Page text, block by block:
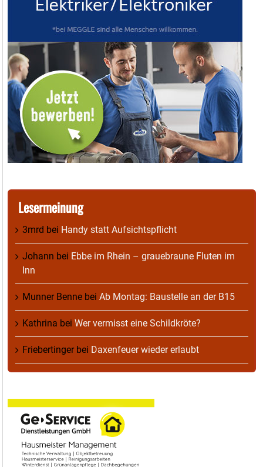
Lesermeinung
3mrd bei Handy statt Aufsichtspflicht
Johann bei Ebbe im Rhein – grauebraune Fluten im
Inn
Munner Benne bei Ab Montag: Baustelle an der B15
Kathrina bei Wer vermisst eine Schildkröte?
Friebertingerbei Daxenfeuer wieder erlaubt